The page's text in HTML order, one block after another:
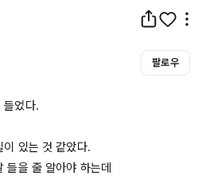
팔로우
있는 것 같았다.
들을 줄 알아야 하는데